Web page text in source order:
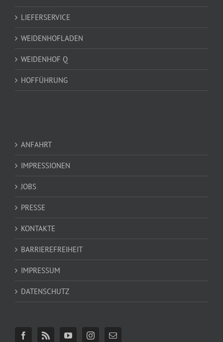
LIEFERSERVICE
WEIDENHOFLADEN
WEIDENHOF Q
HOFFÜHRUNG
ANFAHRT
IMPRESSIONEN
JOBS
PRESSE
KONTAKTE
BARRIEREFREIHEIT
IMPRESSUM
DATENSCHUTZ